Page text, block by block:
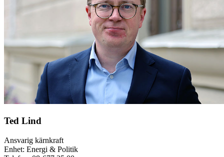
Ted Lind
Ansvarig kärnkraft
Enhet: Energi & Politik